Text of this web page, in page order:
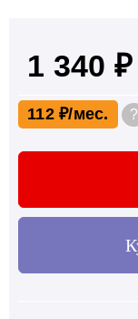
1 340 ₽
112 ₽ ?